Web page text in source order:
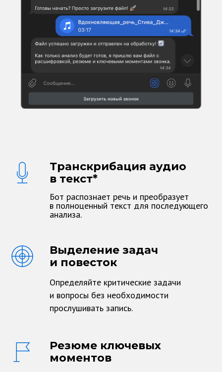
Транскрибация аудио
в текст*
Бот распознает речь и преобразует
в полноценный текст для последующего
анализа.
Выделение задач
и повесток
Определяйте критические задачи
и вопросы без необходимости
прослушивать запись.
Резюме ключевых
моментов